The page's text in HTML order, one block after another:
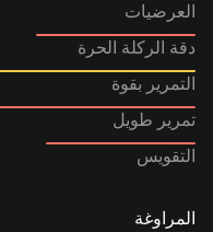
العرضيات
دقة الركلة الحرة
التمرير بقوة
تمرير طويل
التقويس
المراوغة